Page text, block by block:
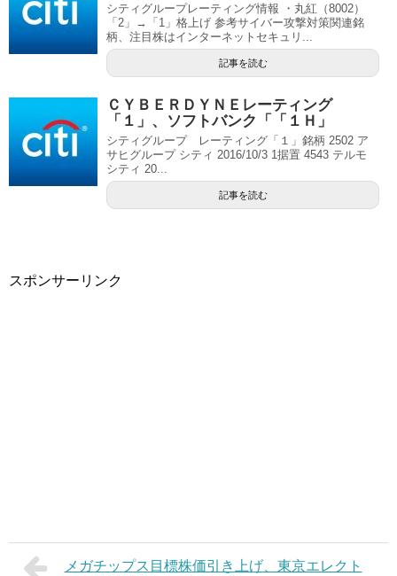
シティグループレーティング情報 ・丸紅（8002）
「2」→「1」格上げ 参考サイバー攻撃対策関連銘
柄、注目株はインターネットセキュリ...
記事を読む
ＣＹＢＥＲＤＹＮＥレーティング
「１」、ソフトバンク「「１Ｈ」
シティグループ レーティング「１」銘柄 2502 ア
サヒグループ シティ 2016/10/3 1据置 4543 テルモ
シティ 20...
記事を読む
スポンサーリンク
メガチップス目標株価引き上げ、東京エレクト